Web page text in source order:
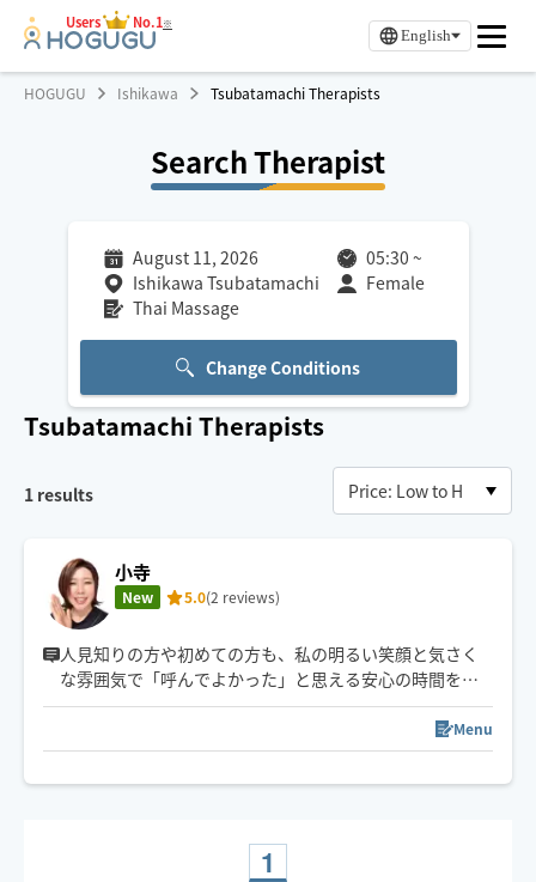
Users No.1※
English
HOGUGU Ishikawa Tsubatamachi Therapists
Search Therapist
August 11, 2026 05:30 ~
Ishikawa Tsubatamachi
Female
Thai Massage
Change Conditions
Tsubatamachi Therapists
1 results
小寺
New 5.0(2 reviews)
人見知りの方や初めての方も、私の明るい笑顔と気さく
な雰囲気で「呼んでよかった」と思える安心の時間をお
届けできるように心がけてます。
夜枠は土曜日のみです。
毎週施術できるわけではないので、枠がオープンになっ
Menu
1